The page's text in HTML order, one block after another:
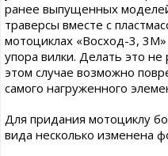
ранее выпущенных
траверсы вместе с
мотоциклах «Восход-3,
упора вилки. Делать это не
этом случае возможно
самого нагруженного
Для придания мотоциклу
вида несколько изменена